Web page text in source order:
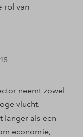
rol van
neemt zowel
vlucht.
langer als een
economie,